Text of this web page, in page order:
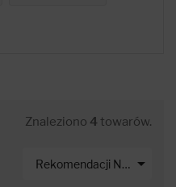
Znaleziono 4 towarów.
Rekomendacji Net-s 